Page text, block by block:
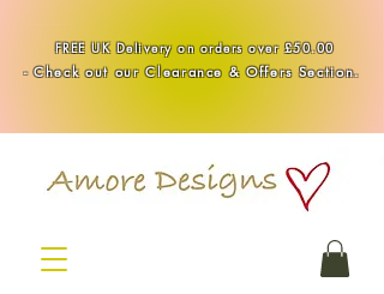
FREE UK Delivery on orders over £50.00
- Check out our Clearance & Offers Section.